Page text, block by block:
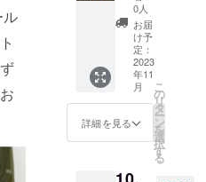
ル
屋着、
テラス
トレッ
チデニ
ムパン
ツ 通常
6,200円
を
7％OFF
にてお
届けし
※送料、
0人
お届
け予
定：
2023
年11
月
詳細を見る
こ
の
リ
タ
ー
ン
を
選
択
す
る